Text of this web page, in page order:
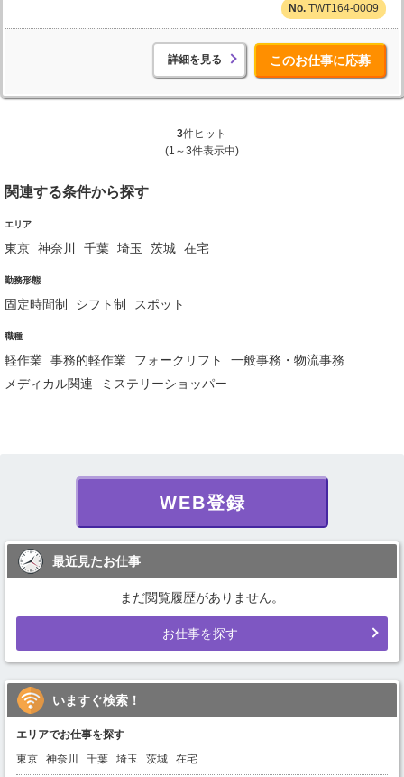
TWT164-0009
詳細を見る このお仕事に応募
3件ヒット
(1～3件表示中)
関連する条件から探す
エリア
東京 神奈川 千葉 埼玉 茨城 在宅
勤務形態
固定時間制 シフト制 スポット
職種
軽作業 事務的軽作業 フォークリフト
一般事務・物流事務
メディカル関連
ミステリーショッパー
WEB登録
最近見たお仕事
まだ閲覧履歴がありません。
お仕事を探す
いますぐ検索！
エリアでお仕事を探す
東京
神奈川 千葉 埼玉 茨城 在宅